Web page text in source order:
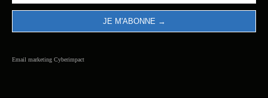
Email marketing Cyberimpact